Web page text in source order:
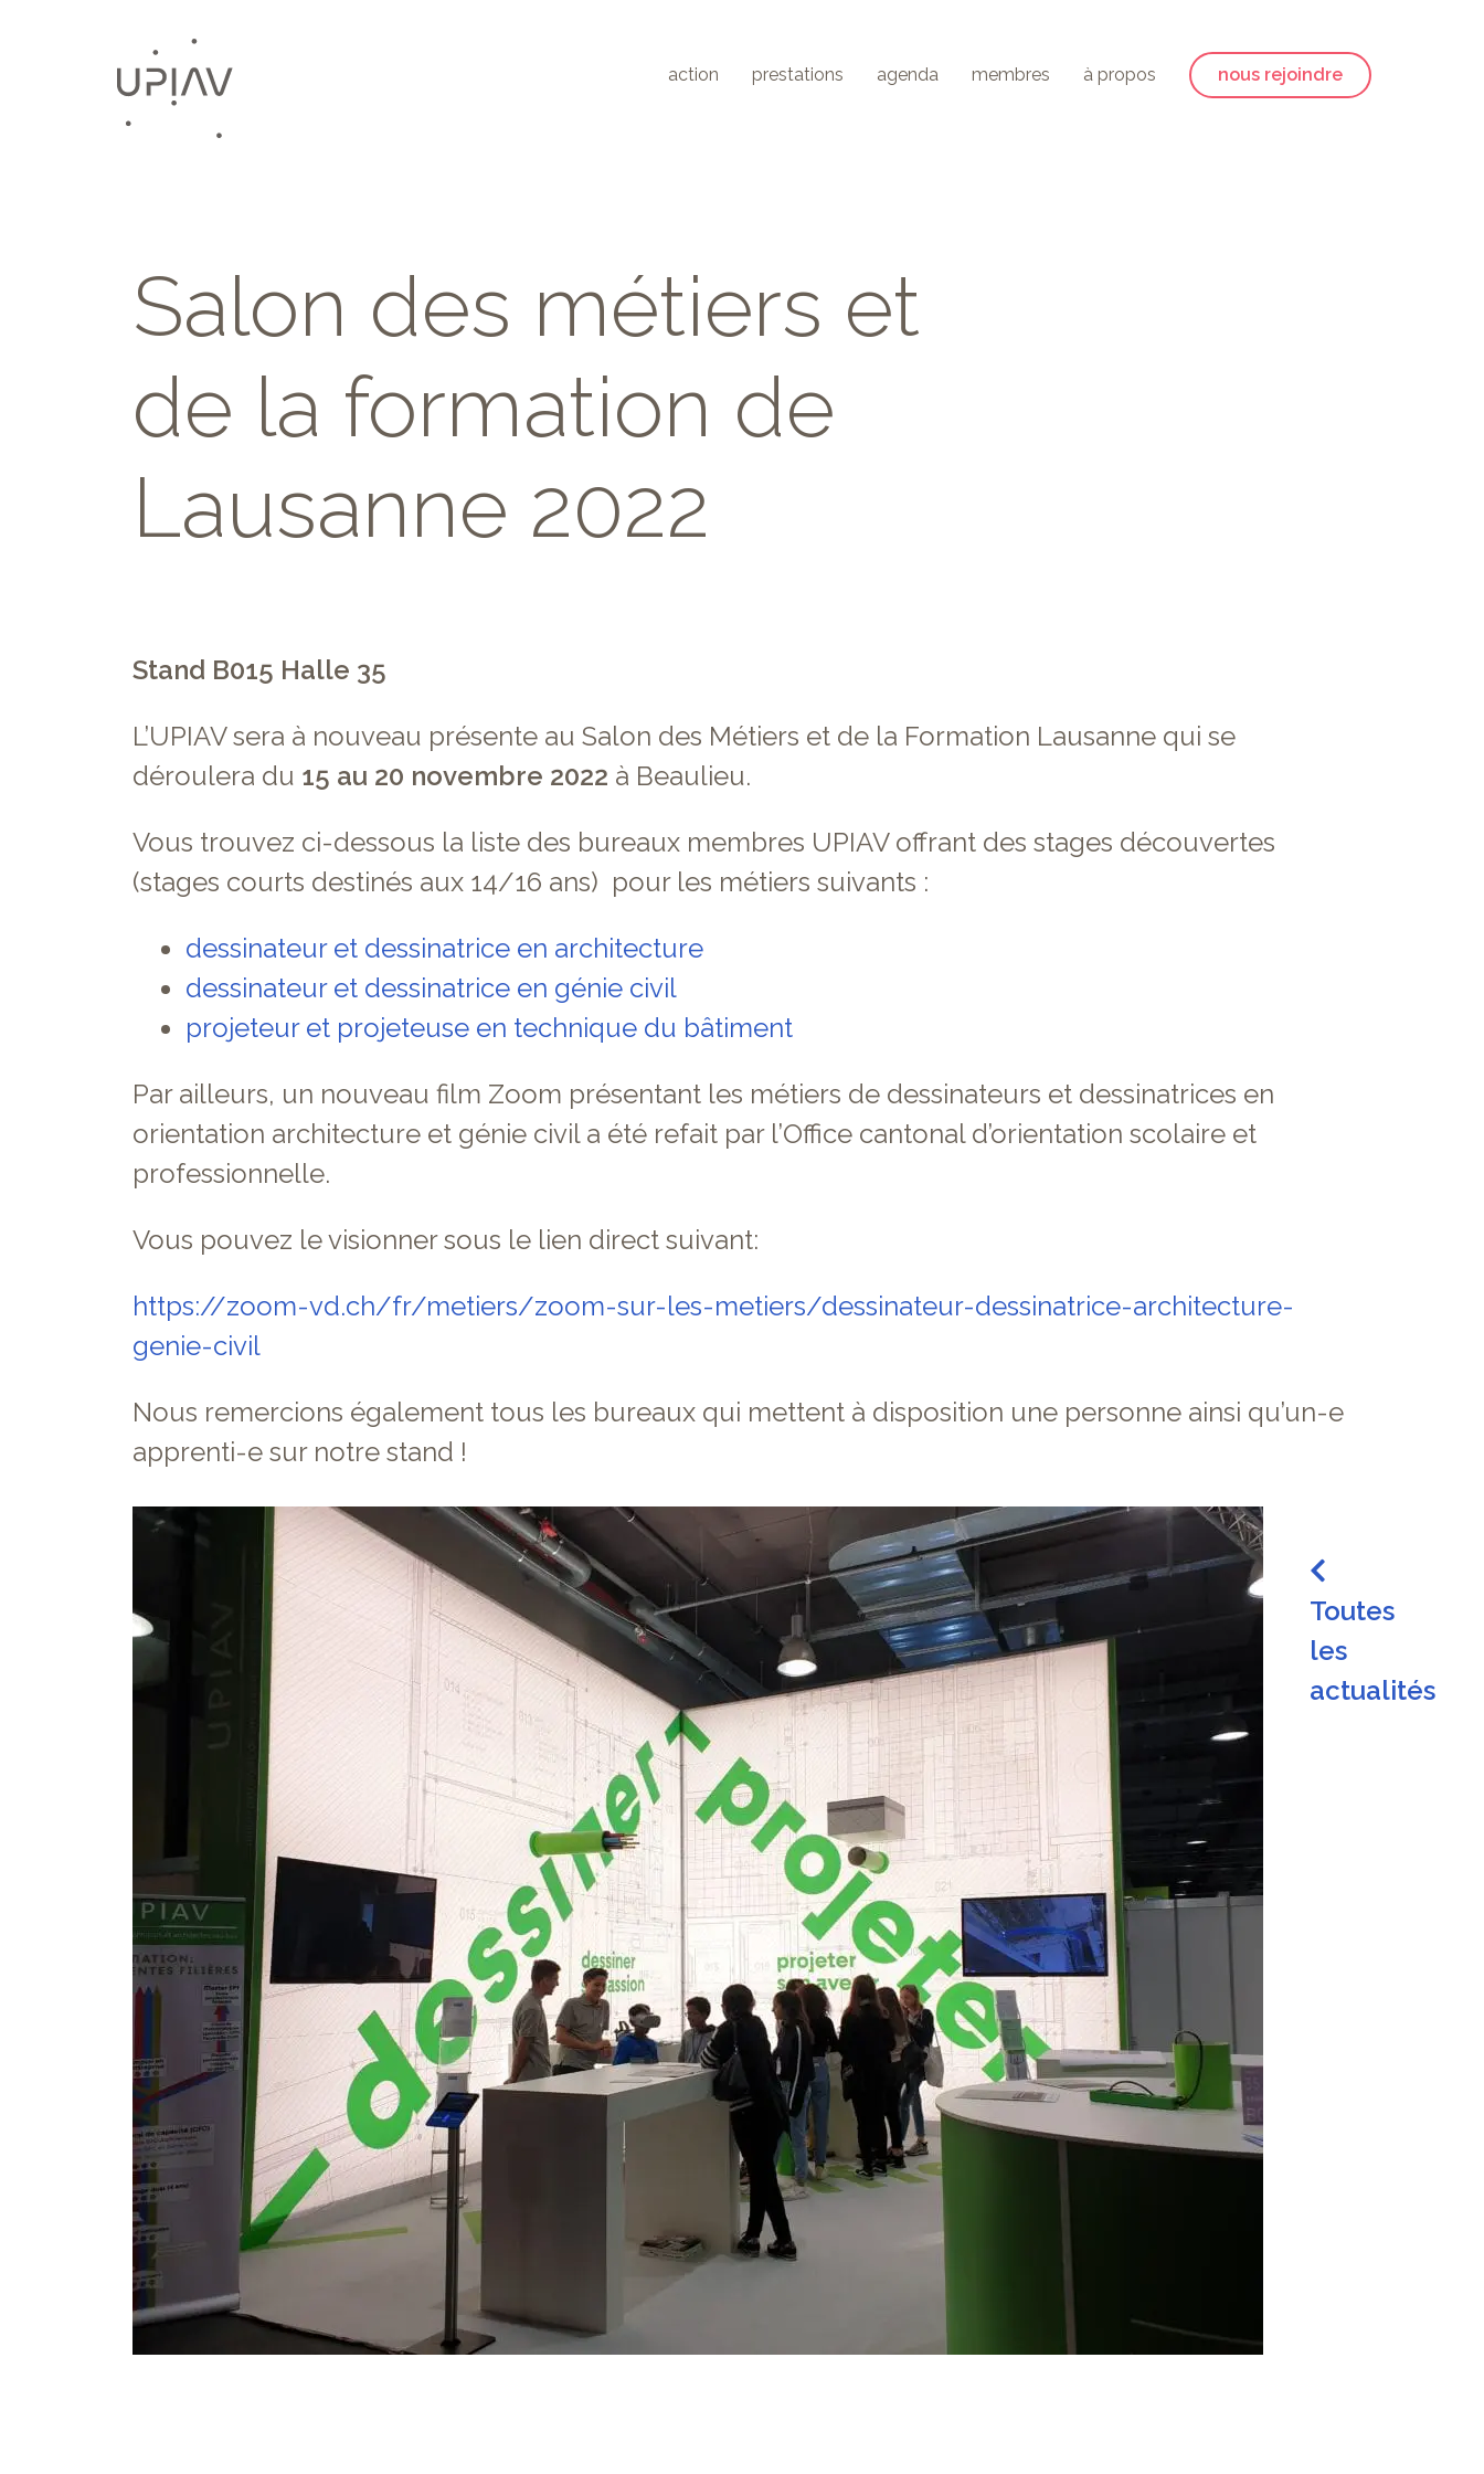
action prestations agenda membres à propos nous rejoindre
Salon des métiers et
de la formation de
Lausanne 2022
Stand B015 Halle 35
L’UPIAV sera à nouveau présente au Salon des Métiers et de la Formation Lausanne qui se
déroulera du 15 au 20 novembre 2022 à Beaulieu.
Vous trouvez ci-dessous la liste des bureaux membres UPIAV offrant des stages découvertes
(stages courts destinés aux 14/16 ans) pour les métiers suivants :
dessinateur et dessinatrice en architecture
dessinateur et dessinatrice en génie civil
projeteur et projeteuse en technique du bâtiment
Par ailleurs, un nouveau film Zoom présentant les métiers de dessinateurs et dessinatrices en
orientation architecture et génie civil a été refait par l’Office cantonal d’orientation scolaire et
professionnelle.
Vous pouvez le visionner sous le lien direct suivant:
https://zoom-vd.ch/fr/metiers/zoom-sur-les-metiers/dessinateur-dessinatrice-architecture-
genie-civil
Nous remercions également tous les bureaux qui mettent à disposition une personne ainsi qu’un-e
apprenti-e sur notre stand !
Toutes
les
actualités